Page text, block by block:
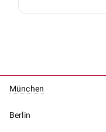
München
Berlin